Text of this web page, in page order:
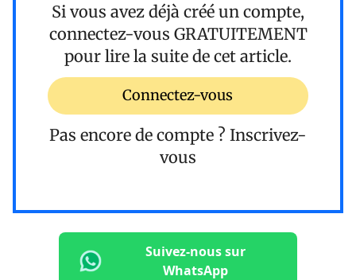
Si vous avez déjà créé un compte,
connectez-vous GRATUITEMENT
pour lire la suite de cet article.
Connectez-vous
Pas encore de compte ? Inscrivez-
vous
Suivez-nous sur
WhatsApp